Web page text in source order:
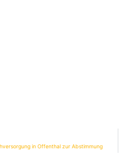
in Offenthal zur Abstimmung